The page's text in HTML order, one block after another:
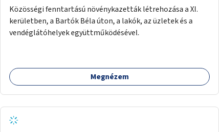
Közösségi fenntartású növénykazetták létrehozása a XI.
kerületben, a Bartók Béla úton, a lakók, az üzletek és a
vendéglátóhelyek együttműködésével.
Megnézem